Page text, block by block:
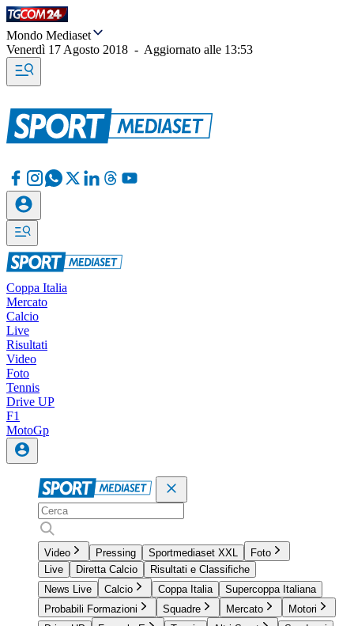
Mondo Mediaset
Venerdì 17 Agosto 2018 - Aggiornato alle 13:53
Coppa Italia
Mercato
Calcio
Live
Risultati
Video
Foto
Tennis
Drive UP
F1
MotoGp
Video Pressing Sportmediaset XXL
Foto
Live
Diretta Calcio
Risultati e Classifiche
News Live
Calcio Coppa Italia
Supercoppa Italiana
Probabili Formazioni
Squadre Mercato
Motori